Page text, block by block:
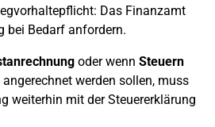
Das Finanzamt
bei Bedarf anfordern.
oder wenn Steuern
angerechnet werden sollen, muss
weiterhin mit der Steuererklärung